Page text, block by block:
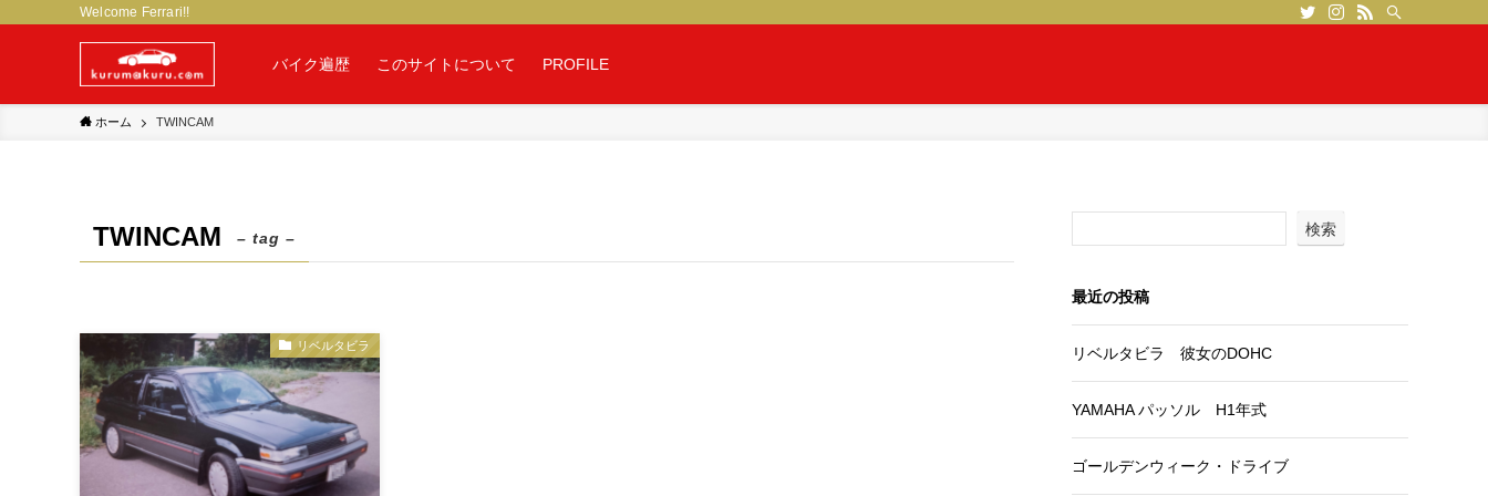
Welcome Ferrari!!
バイク遍歴 このサイトについて PROFILE
ホーム TWINCAM
TWINCAM – tag –
リベルタビラ
検索
最近の投稿
リベルタビラ 彼女のDOHC
YAMAHA パッソル H1年式
ゴールデンウィーク・ドライブ